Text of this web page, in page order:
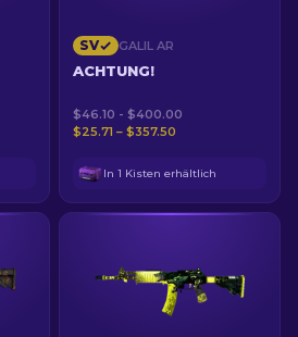
SV GALIL AR
ACHTUNG!
$46.10 - $400.00
$25.71 – $357.50
In 1 Kisten erhältlich